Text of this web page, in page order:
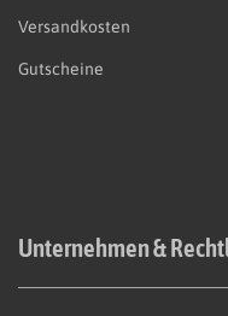
Versandkosten
Gutscheine
Unternehmen &